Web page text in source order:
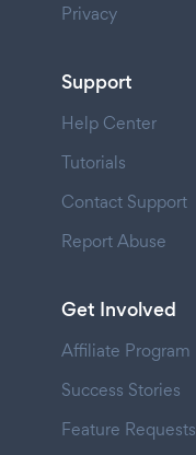
Privacy
Support
Help Center
Tutorials
Contact Support
Report Abuse
Get Involved
Affiliate Program
Success Stories
Feature Requests